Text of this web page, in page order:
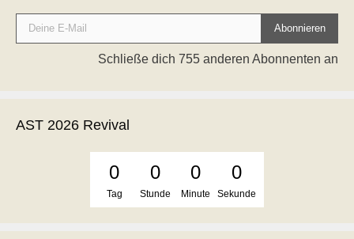
Deine E-Mail
Abonnieren
Schließe dich 755 anderen Abonnenten an
AST 2026 Revival
0
Tag
0
Stunde
0
Minute
0
Sekunde